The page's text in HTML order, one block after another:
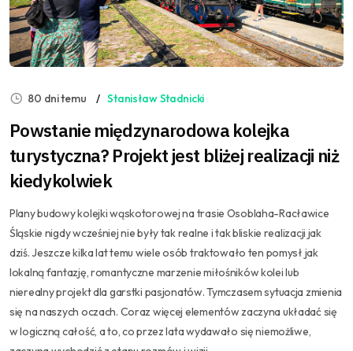
80 dni temu Stanisław Stadnicki
Powstanie międzynarodowa kolejka
turystyczna? Projekt jest bliżej realizacji niż
kiedykolwiek
Plany budowy kolejki wąskotorowej na trasie Osoblaha-Racławice
Śląskie nigdy wcześniej nie były tak realne i tak bliskie realizacji jak
dziś. Jeszcze kilka lat temu wiele osób traktowało ten pomysł jak
lokalną fantazję, romantyczne marzenie miłośników kolei lub
nierealny projekt dla garstki pasjonatów. Tymczasem sytuacja zmienia
się na naszych oczach. Coraz więcej elementów zaczyna układać się
w logiczną całość, a to, co przez lata wydawało się niemożliwe,